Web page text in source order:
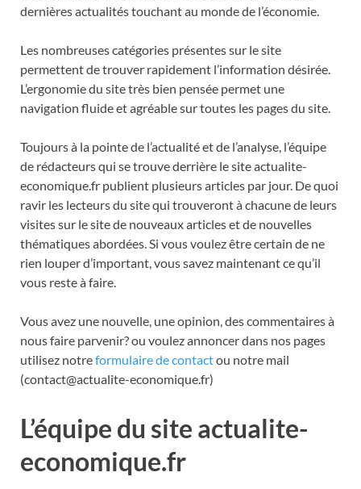
dernières actualités touchant au monde de l’économie.
Les nombreuses catégories présentes sur le site
permettent de trouver rapidement l’information désirée.
L’ergonomie du site très bien pensée permet une
navigation fluide et agréable sur toutes les pages du site.
Toujours à la pointe de l’actualité et de l’analyse, l’équipe
de rédacteurs qui se trouve derrière le site actualite-
economique.fr publient plusieurs articles par jour. De quoi
ravir les lecteurs du site qui trouveront à chacune de leurs
visites sur le site de nouveaux articles et de nouvelles
thématiques abordées. Si vous voulez être certain de ne
rien louper d’important, vous savez maintenant ce qu’il
vous reste à faire.
Vous avez une nouvelle, une opinion, des commentaires à
nous faire parvenir? ou voulez annoncer dans nos pages
utilisez notreformulaire de contactou notre mail
(contact@actualite-economique.fr)
L’équipe du site actualite-
economique.fr